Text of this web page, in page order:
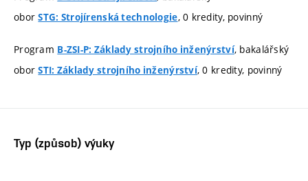
oborSTG: Strojírenská technologie, 0 kredity, povinný
Program B-ZSI-P: Základy strojního inženýrství, bakalářský
oborSTI: Základy strojního inženýrství, 0 kredity, povinný
Typ (způsob) výuky